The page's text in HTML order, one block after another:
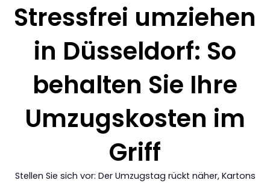
Stressfrei umziehen
in Düsseldorf: So
behalten Sie Ihre
Umzugskosten im
Griff
Stellen Sie sich vor: Der Umzugstag rückt näher, Kartons